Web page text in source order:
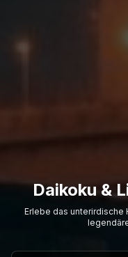
Daikoku &
Erlebe das unterirdische